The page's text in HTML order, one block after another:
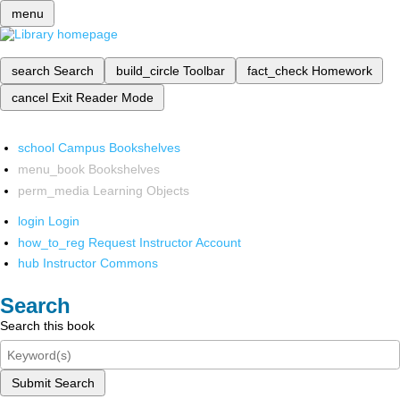
menu
search Search build_circle Toolbar fact_check Homework
cancel Exit Reader Mode
school Campus Bookshelves
menu_book Bookshelves
perm_media Learning Objects
login Login
how_to_reg Request Instructor Account
hub Instructor Commons
Search
Search this book
Submit Search